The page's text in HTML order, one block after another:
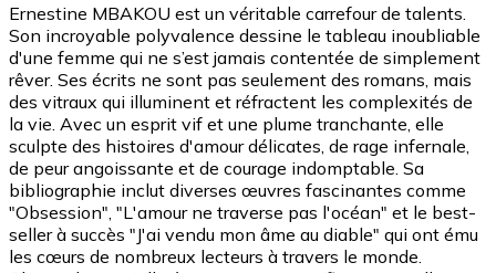
Ernestine MBAKOU est un véritable carrefour de talents.
Son incroyable polyvalence dessine le tableau inoubliable
d'une femme qui ne s’est jamais contentée de simplement
rêver. Ses écrits ne sont pas seulement des romans, mais
des vitraux qui illuminent et réfractent les complexités de
la vie. Avec un esprit vif et une plume tranchante, elle
sculpte des histoires d'amour délicates, de rage infernale,
de peur angoissante et de courage indomptable. Sa
bibliographie inclut diverses œuvres fascinantes comme
"Obsession", "L'amour ne traverse pas l'océan" et le best-
seller à succès "J'ai vendu mon âme au diable" qui ont ému
les cœurs de nombreux lecteurs à travers le monde.